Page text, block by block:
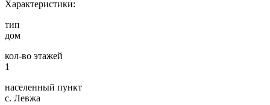
Характеристики:
тип
дом
кол-во этажей
1
населенный пункт
с. Левжа